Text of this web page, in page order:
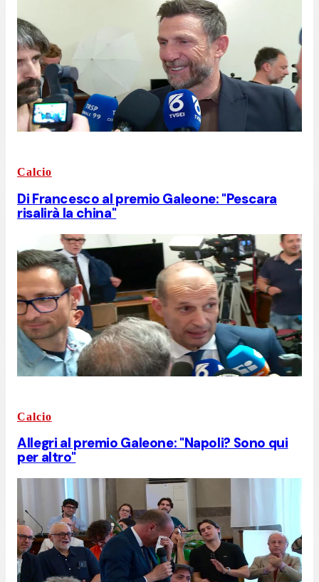
Calcio
Di Francesco al premio Galeone: "Pescara
risalirà la china"
Calcio
Allegri al premio Galeone: "Napoli? Sono qui
per altro"